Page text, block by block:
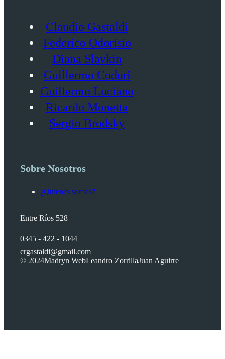
Claudio Gastaldi
Federico Odorisio
Diana Slavkin
Guillermo Coduri
Guillermo Luciano
Ricardo Monetta
Sergio Brodsky
Sobre Nosotros
¿Quienes somos?
Entre Ríos 528
0345 - 422 - 1044
crgastaldi@gmail.com
© 2024Madryn WebLeandro ZorrillaJuan Aguirre